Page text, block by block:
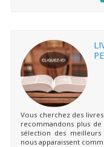
Vous cherchez des
recommandons plus
sélection des
nous apparaissent